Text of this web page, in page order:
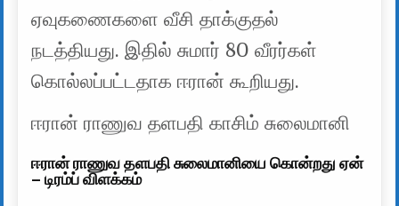
ஏவுகணைகளை வீசி தாக்குதல்
நடத்தியது. இதில் சுமார் 80 வீரர்கள்
கொல்லப்பட்டதாக ஈரான் கூறியது.
ஈரான் ராணுவ தளபதி காசிம் சுலைமானி
ஈரான் ராணுவ தளபதி சுலைமானியை கொன்றது ஏன்
– டிரம்ப் விளக்கம்